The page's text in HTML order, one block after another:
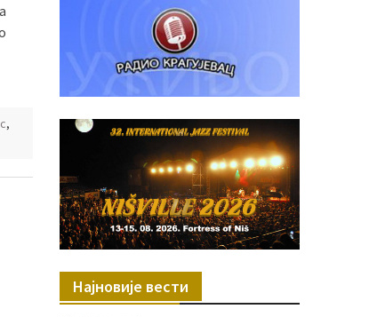
,
Најновије вести